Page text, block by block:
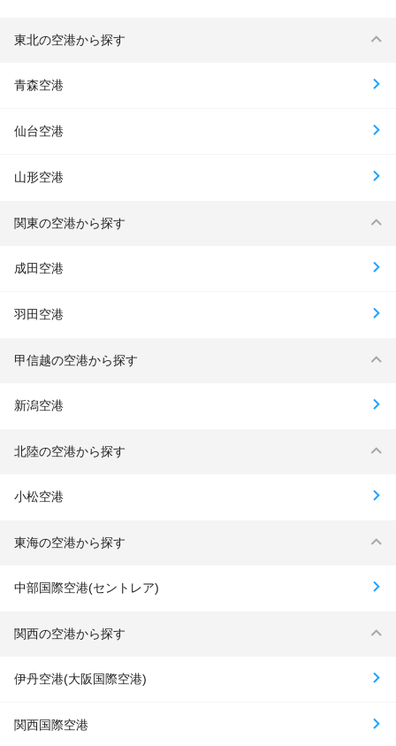
東北の空港から探す
青森空港
仙台空港
山形空港
関東の空港から探す
成田空港
羽田空港
甲信越の空港から探す
新潟空港
北陸の空港から探す
小松空港
東海の空港から探す
中部国際空港(セントレア)
関西の空港から探す
伊丹空港(大阪国際空港)
関西国際空港